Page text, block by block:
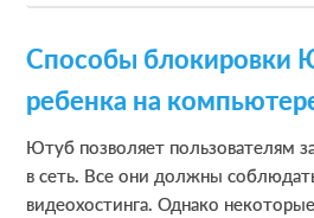
Способы блокировки
ребенка на
Ютуб позволяет пользователям
в сеть. Все они должны
видеохостинга. Однако